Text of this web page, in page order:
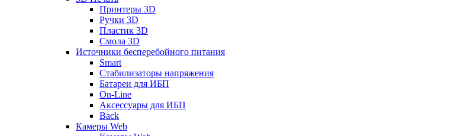
Принтеры 3D
Ручки 3D
Пластик 3D
Смола 3D
Источники бесперебойного питания
Smart
Стабилизаторы напряжения
Батареи для ИБП
On-Line
Аксессуары для ИБП
Back
Камеры Web